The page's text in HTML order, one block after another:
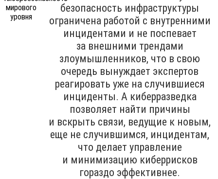
безопасность инфраструктуры
ограничена работой с внутренними
инцидентами и не поспевает
за внешними трендами
злоумышленников, что в свою
очередь вынуждает экспертов
реагировать уже на случившиеся
инциденты. А киберразведка
позволяет найти причины
и вскрыть связи, ведущие к новым,
еще не случившимся, инцидентам,
что делает управление
и минимизацию киберрисков
гораздо эффективнее.